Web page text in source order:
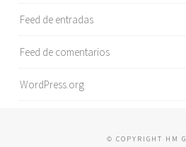
Feed de entradas
Feed de comentarios
WordPress.org
© COPYRIGHT HM